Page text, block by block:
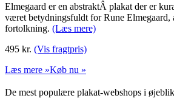
Elmegaard er en abstraktÂ plakat der er
været betydningsfuldt for Rune Elmegaard,
fortolkning. (Læs mere)
495 kr. (Vis fragtpris)
Læs mere »Køb nu »
De mest populære plakat-webshops i